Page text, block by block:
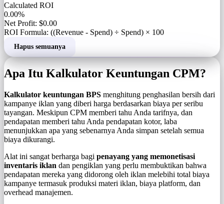
Calculated ROI
0.00%
Net Profit: $0.00
ROI Formula: ((Revenue - Spend) ÷ Spend) × 100
Hapus semuanya
Apa Itu Kalkulator Keuntungan CPM?
Kalkulator keuntungan BPS menghitung penghasilan bersih dari
kampanye iklan yang diberi harga berdasarkan biaya per seribu
tayangan. Meskipun CPM memberi tahu Anda tarifnya, dan
pendapatan memberi tahu Anda pendapatan kotor, laba
menunjukkan apa yang sebenarnya Anda simpan setelah semua
biaya dikurangi.
Alat ini sangat berharga bagi penayang yang memonetisasi
inventaris iklan dan pengiklan yang perlu membuktikan bahwa
pendapatan mereka yang didorong oleh iklan melebihi total biaya
kampanye termasuk produksi materi iklan, biaya platform, dan
overhead manajemen.